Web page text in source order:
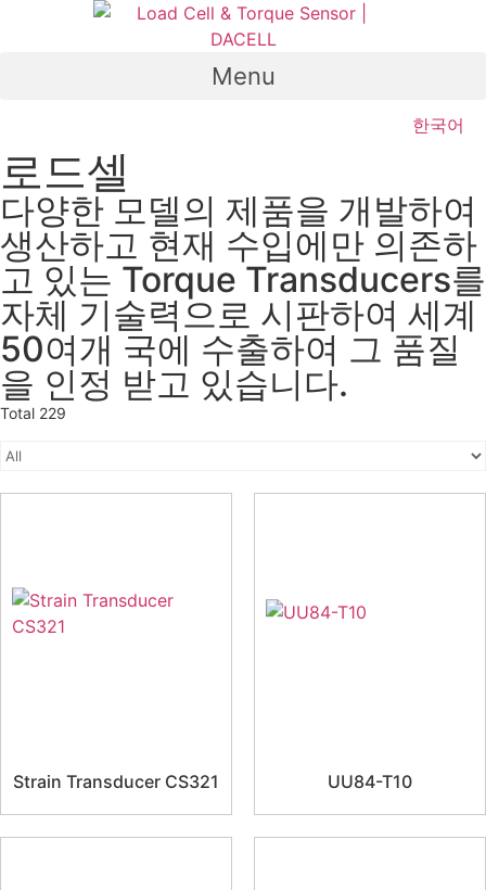
Menu
한국어
로드셀
다양한 모델의 제품을 개발하여
생산하고 현재 수입에만 의존하
고 있는 Torque Transducers를
자체 기술력으로 시판하여 세계
50여개 국에 수출하여 그 품질
을 인정 받고 있습니다.
Total 229
Strain Transducer CS321 UU84-T10